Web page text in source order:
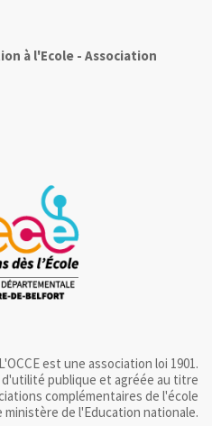
à l'Ecole - Association
L'OCCE est une association loi 1901.
d'utilité publique et agréée au titre
complémentaires de l'école
ministère de l'Education nationale.